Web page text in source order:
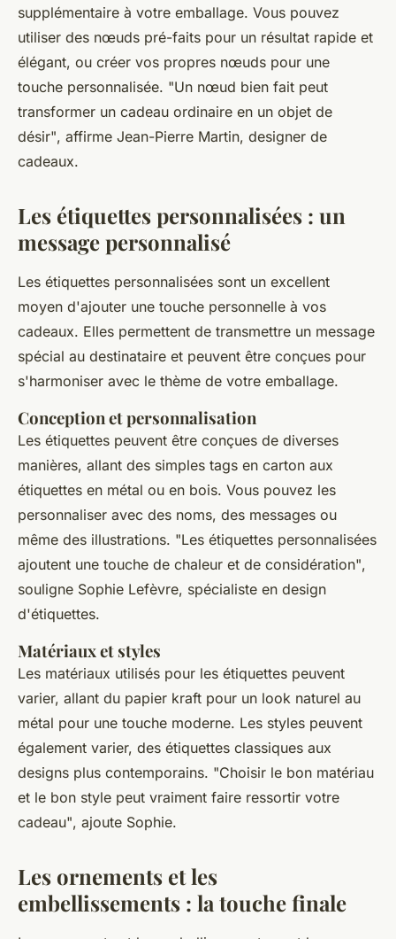
supplémentaire à votre emballage. Vous pouvez
utiliser des nœuds pré-faits pour un résultat rapide et
élégant, ou créer vos propres nœuds pour une
touche personnalisée. "Un nœud bien fait peut
transformer un cadeau ordinaire en un objet de
désir", affirme Jean-Pierre Martin, designer de
cadeaux.
Les étiquettes personnalisées : un
message personnalisé
Les étiquettes personnalisées sont un excellent
moyen d'ajouter une touche personnelle à vos
cadeaux. Elles permettent de transmettre un message
spécial au destinataire et peuvent être conçues pour
s'harmoniser avec le thème de votre emballage.
Conception et personnalisation
Les étiquettes peuvent être conçues de diverses
manières, allant des simples tags en carton aux
étiquettes en métal ou en bois. Vous pouvez les
personnaliser avec des noms, des messages ou
même des illustrations. "Les étiquettes personnalisées
ajoutent une touche de chaleur et de considération",
souligne Sophie Lefèvre, spécialiste en design
d'étiquettes.
Matériaux et styles
Les matériaux utilisés pour les étiquettes peuvent
varier, allant du papier kraft pour un look naturel au
métal pour une touche moderne. Les styles peuvent
également varier, des étiquettes classiques aux
designs plus contemporains. "Choisir le bon matériau
et le bon style peut vraiment faire ressortir votre
cadeau", ajoute Sophie.
Les ornements et les
embellissements : la touche finale